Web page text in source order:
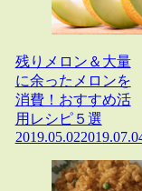
残りメロン＆大量
に余ったメロンを
消費！おすすめ活
用レシピ５選
2019.05.02